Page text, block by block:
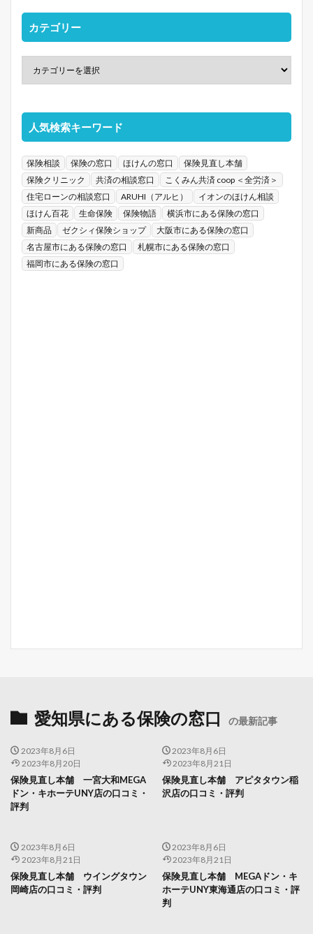
カテゴリー
人気検索キーワード
保険相談 保険の窓口 ほけんの窓口
保険見直し本舗
保険クリニック
共済の相談窓口
こくみん共済 coop ＜全労済＞
住宅ローンの相談窓口
ARUHI（アルヒ）
イオンのほけん相談
ほけん百花
生命保険 保険物語
横浜市にある保険の窓口
新商品
ゼクシィ保険ショップ
大阪市にある保険の窓口
名古屋市にある保険の窓口
札幌市にある保険の窓口
福岡市にある保険の窓口
愛知県にある保険の窓口 の最新記事
2023年8月6日
2023年8月20日
保険見直し本舗 一宮大和MEGA
ドン・キホーテUNY店の口コミ・
評判
2023年8月6日
2023年8月21日
保険見直し本舗 アピタタウン稲
沢店の口コミ・評判
2023年8月6日
2023年8月21日
保険見直し本舗 ウイングタウン
岡崎店の口コミ・評判
2023年8月6日
2023年8月21日
保険見直し本舗 MEGAドン・キ
ホーテUNY東海通店の口コミ・評
判